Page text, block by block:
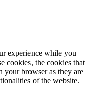
experience while you
cookies, the cookies that
your browser as they are
of the website.